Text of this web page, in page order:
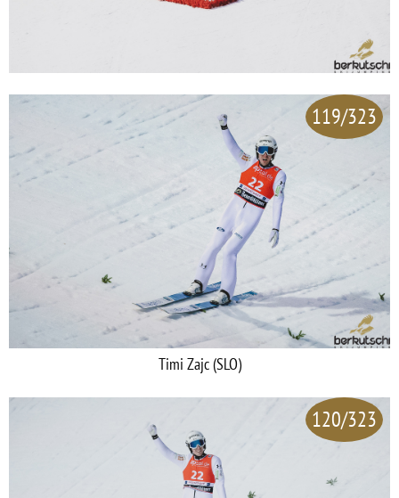
119/323
Timi Zajc (SLO)
120/323